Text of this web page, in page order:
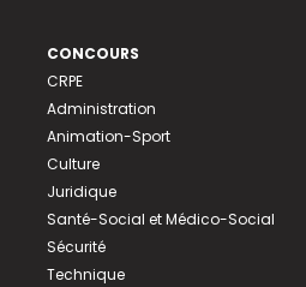
CONCOURS
CRPE
Administration
Animation-Sport
Culture
Juridique
Santé-Social et Médico-Social
Sécurité
Technique